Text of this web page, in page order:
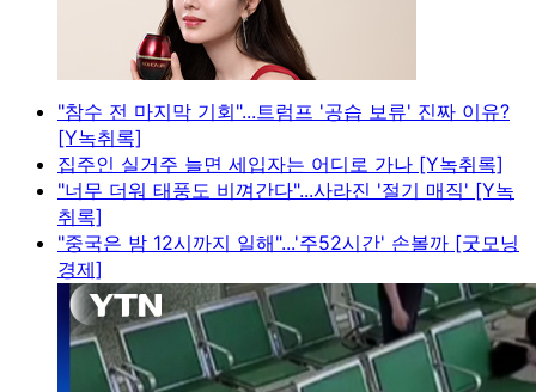
"참수 전 마지막 기회"...트럼프 '공습 보류' 진짜 이유?
[Y녹취록]
집주인 실거주 늘면 세입자는 어디로 가나 [Y녹취록]
"너무 더워 태풍도 비껴간다"...사라진 '절기 매직' [Y녹
취록]
"중국은 밤 12시까지 일해"...'주52시간' 손볼까 [굿모닝
경제]